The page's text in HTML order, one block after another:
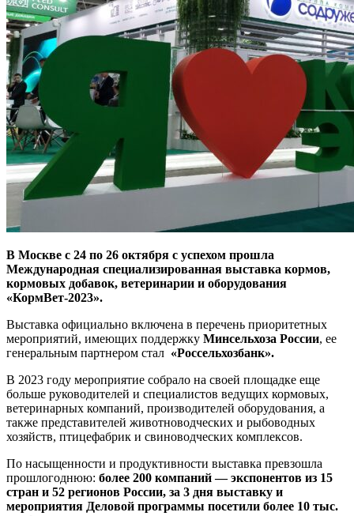
В Москве с 24 по 26 октября с успехом прошла
Международная специализированная выставка кормов,
кормовых добавок, ветеринарии и оборудования
«КормВет-2023».
Выставка официально включена в перечень приоритетных
мероприятий, имеющих поддержку Минсельхоза России, ее
генеральным партнером стал «Россельхозбанк».
В 2023 году мероприятие собрало на своей площадке еще
больше руководителей и специалистов ведущих кормовых,
ветеринарных компаний, производителей оборудования, а
также представителей животноводческих и рыбоводных
хозяйств, птицефабрик и свиноводческих комплексов.
По насыщенности и продуктивности выставка превзошла
прошлогоднюю: более 200 компаний — экспонентов из 15
стран и 52 регионов России, за 3 дня выставку и
мероприятия Деловой программы посетили более 10 тыс.